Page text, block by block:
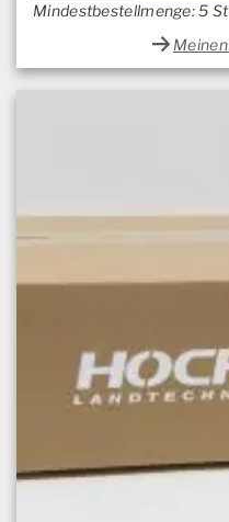
Mindestbestellmenge: 5